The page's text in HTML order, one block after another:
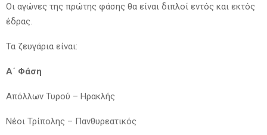
Οι αγώνες της πρώτης φάσης θα είναι διπλοί εντός και εκτός
έδρας.
Τα ζευγάρια είναι:
Α΄ Φάση
Απόλλων Τυρού – Ηρακλής
Νέοι Τρίπολης – Πανθυρεατικός